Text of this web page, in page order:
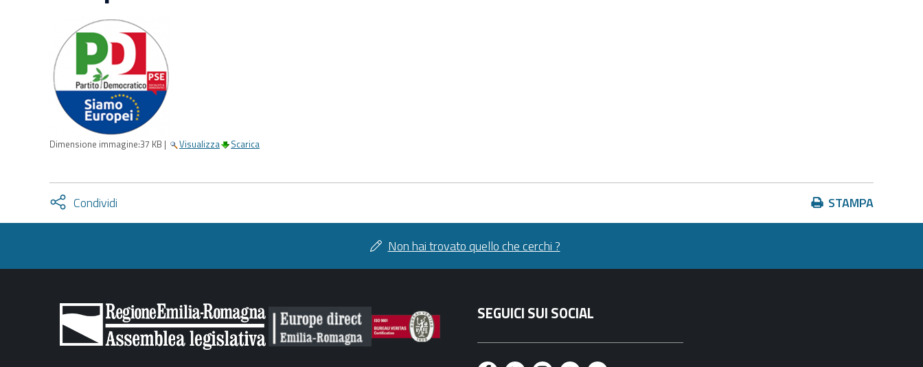
Dimensione immagine:37 KB | Visualizza Scarica
Azioni
sul
STAMPA
Condividi
facebook
twitter
Attiva
condividi
Non hai trovato quello che cerchi ?
SEGUICI SUI SOCIAL